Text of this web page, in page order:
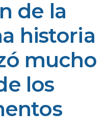
de la
historia
mucho
los